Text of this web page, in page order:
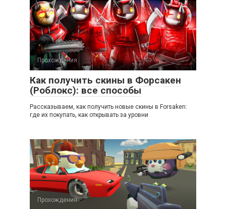
Прохождения
Как получить скины в Форсакен
(Роблокс): все способы
Рассказываем, как получить новые скины в Forsaken:
где их покупать, как открывать за уровни
Прохождения